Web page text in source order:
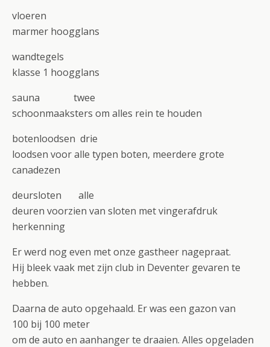
vloeren
marmer hoogglans
wandtegels
klasse 1 hoogglans
sauna twee
schoonmaaksters om alles rein te houden
botenloodsen drie
loodsen voor alle typen boten, meerdere grote
canadezen
deursloten alle
deuren voorzien van sloten met vingerafdruk
herkenning
Er werd nog even met onze gastheer nagepraat.
Hij bleek vaak met zijn club in Deventer gevaren te
hebben.
Daarna de auto opgehaald. Er was een gazon van
100 bij 100 meter
om de auto en aanhanger te draaien. Alles opgeladen